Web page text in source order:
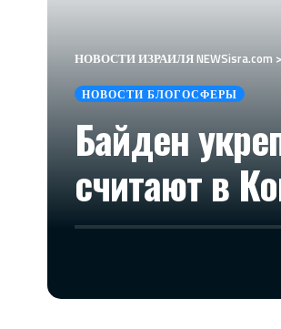
НОВОСТИ ИЗРАИЛЯ NEWSisra.com >
НОВОСТИ БЛОГОСФЕРЫ
Байден
считают в